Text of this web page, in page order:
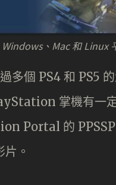
、Mac 和 Linux
個 PS4 和 PS5
掌機有一
Portal 的
。